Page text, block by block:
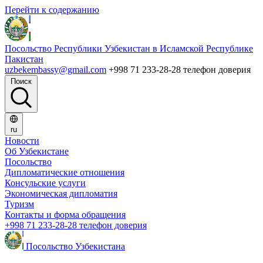
Перейти к содержанию
Посольство Республики Узбекистан в Исламской Республике
Пакистан
uzbekembassy@gmail.com +998 71 233-28-28 телефон доверия
Поиск
ru
Новости
Об Узбекистане
Посольство
Дипломатические отношения
Консульские услуги
Экономическая дипломатия
Туризм
Контакты и форма обращения
+998 71 233-28-28 телефон доверия
Посольство Узбекистана